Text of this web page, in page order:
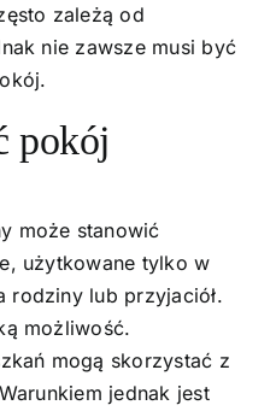
zależą od
nie zawsze musi być
pokój
może stanowić
użytkowane tylko w
rodziny lub przyjaciół.
możliwość.
mogą skorzystać z
jednak jest